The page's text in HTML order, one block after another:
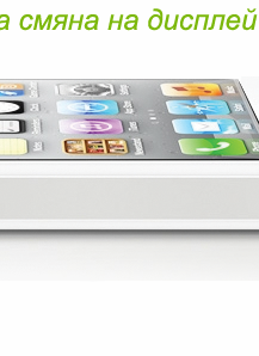
iFix е бърз и
преносими машини
поправяме